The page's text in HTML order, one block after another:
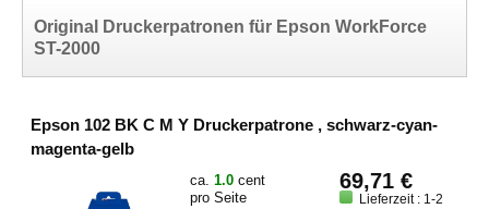
Original Druckerpatronen für Epson WorkForce
ST-2000
Epson 102 BK C M Y Druckerpatrone , schwarz-cyan-
magenta-gelb
ca. 1.0 cent
pro Seite
69,71 €
Lieferzeit : 1-2